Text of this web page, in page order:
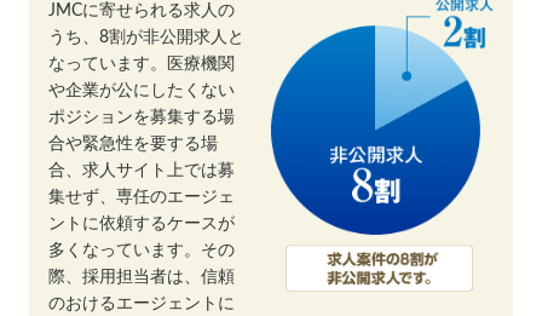
JMCに寄せられる求人の
うち、8割が非公開求人と
なっています。医療機関
や企業が公にしたくない
ポジションを募集する場
合や緊急性を要する場
合、求人サイト上では募
集せず、専任のエージェ
ントに依頼するケースが
多くなっています。その
際、採用担当者は、信頼
のおけるエージェントに